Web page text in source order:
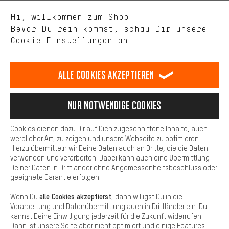
Sprache"
Deutsch
DE english
EN español
ES français
FR
VERTRAG WIDERRUFEN Aachener Community Affiliateprogramm
Datenschutz Allgemeine Geschäftsbedingungen
Hinweisgebersystem Hinweise zur Batterieentsorgung
Cookie-Einstellungen Kontrast ändern
Alle Preise verstehen sich in Euro und exkl. MwSt zuzüglich
Versandkostenfür Lieferung nachUSA.
Hi, willkommen zum Shop!
Bevor Du rein kommst, schau Dir unsere
Cookie-Einstellungen an.
Uns interessiert, was Du in unserem Shop suchst und brauchst.
selbst Einfluss auf die Verbesserung unserer Webseite und
unseres Shop-Angebots.
Dein Shopping-Erlebnis wird komfortabler. Mit Komfort-Cookies
stellen wir Verknüpfungen zu Social Media Plattformen her. So
können wir dir weitere nützliche Inhalte und Informationen zur
Verfügung stellen. Zudem hast du die Möglichkeit zusätzliche
Services zu nutzen, die es dir erleichtern die richtigen Produkte zu
finden. Beispielsweise bieten wir eine Chat-Funktion an, damit
Fragen schnell und unkompliziert beantwortet werden können.
Basis
Basis-Cookies gewährleisten, dass Du unsere Webseite
grundsätzlich nutzen kannst.
Alle Cookies akzeptieren
Nur Notwendige Cookies
Cookies dienen dazu Dir auf Dich zugeschnittene Inhalte, auch
werblicher Art, zu zeigen und unsere Webseite zu optimieren.
Hierzu übermitteln wir Deine Daten auch an Dritte, die die Daten
verwenden und verarbeiten. Dabei kann auch eine Übermittlung
Deiner Daten in Drittländer ohne Angemessenheitsbeschluss oder
geeignete Garantie erfolgen.
Wenn Du alle Cookies akzeptierst , dann willigst Du in die
Verarbeitung und Datenübermittlung auch in Drittländer ein. Du
kannst Deine Einwilligung jederzeit für die Zukunft widerrufen.
Dann ist unsere Seite aber nicht optimiert und einige Features